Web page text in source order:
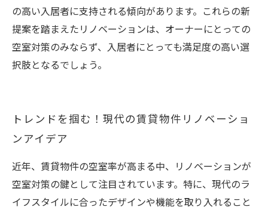
の高い入居者に支持される傾向があります。これらの新
提案を踏まえたリノベーションは、オーナーにとっての
空室対策のみならず、入居者にとっても満足度の高い選
択肢となるでしょう。
トレンドを掴む！現代の賃貸物件リノベーショ
ンアイデア
近年、賃貸物件の空室率が高まる中、リノベーションが
空室対策の鍵として注目されています。特に、現代のラ
イフスタイルに合ったデザインや機能を取り入れること